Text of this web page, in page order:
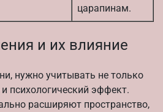
царапинам.
и их влияние
нужно учитывать не только
психологический эффект.
расширяют пространство,